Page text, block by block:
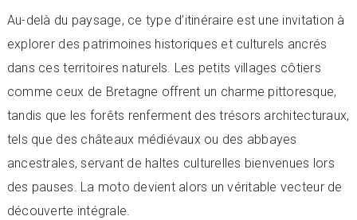
Au-delà du paysage, ce type d’itinéraire est une invitation à
explorer des patrimoines historiques et culturels ancrés
dans ces territoires naturels. Les petits villages côtiers
comme ceux de Bretagne offrent un charme pittoresque,
tandis que les forêts renferment des trésors architecturaux,
tels que des châteaux médiévaux ou des abbayes
ancestrales, servant de haltes culturelles bienvenues lors
des pauses. La moto devient alors un véritable vecteur de
découverte intégrale.